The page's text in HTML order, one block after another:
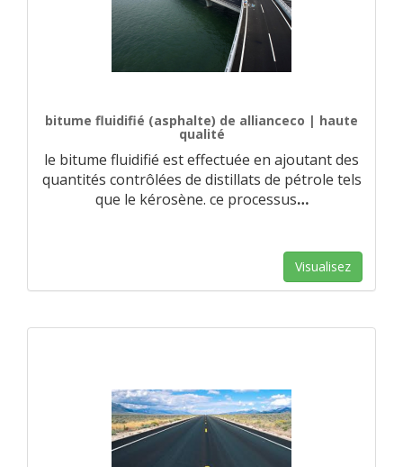
bitume fluidifié (asphalte) de allianceco | haute
qualité
le bitume fluidifié est effectuée en ajoutant des
quantités contrôlées de distillats de pétrole tels
que le kérosène. ce processus…
Visualisez